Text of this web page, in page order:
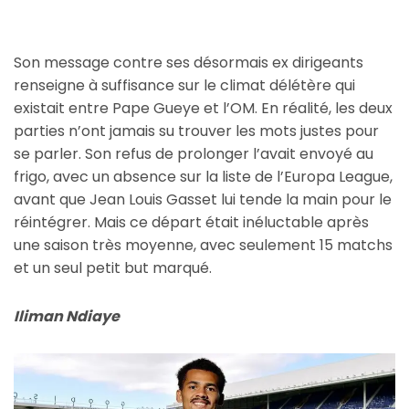
Son message contre ses désormais ex dirigeants
renseigne à suffisance sur le climat délétère qui
existait entre Pape Gueye et l’OM. En réalité, les deux
parties n’ont jamais su trouver les mots justes pour
se parler. Son refus de prolonger l’avait envoyé au
frigo, avec un absence sur la liste de l’Europa League,
avant que Jean Louis Gasset lui tende la main pour le
réintégrer. Mais ce départ était inéluctable après
une saison très moyenne, avec seulement 15 matchs
et un seul petit but marqué.
Iliman Ndiaye